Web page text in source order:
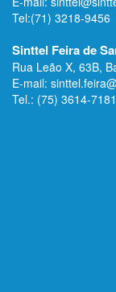
Tel:(71) 3218-9456
Sinttel Feira de
Rua Leão X, 63B,
E-mail:
Tel.: (75) 3614-7181